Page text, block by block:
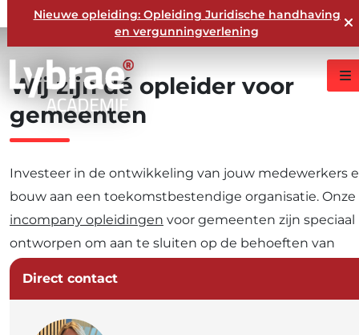
Nieuwe opleiding: Opleiding Juridische handhaving
en vergunningverlening
Wij zijn dé opleider voor
gemeenten
Investeer in de ontwikkeling van jouw medewerkers
bouw aan een toekomstbestendige organisatie. Onze
incompany opleidingen voor gemeenten zijn speciaal
ontworpen om aan te sluiten op de behoeften van
gemeenten. Ze bieden praktische handvatten,
Direct contact